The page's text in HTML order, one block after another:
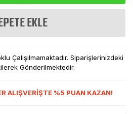
EKLE
Çalışılmamaktadır. Siparişlerinizdeki
Gönderilmektedir.
ALIŞVERİŞTE %5 PUAN KAZAN!